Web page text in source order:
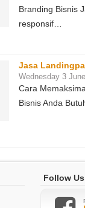
Branding Bisnis
responsif…
Jasa
Wednesday 3
Cara
Bisnis Anda
Follow Us